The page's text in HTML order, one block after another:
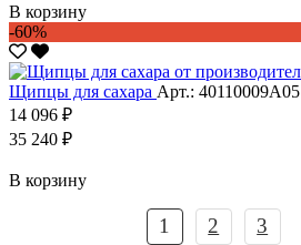
В корзину
-60%
Щипцы для сахара Арт.: 40110009А05
14 096 ₽
35 240 ₽
В корзину
1 2 3